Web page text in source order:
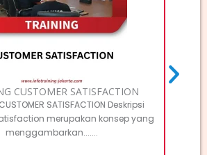
CUSTOMER SATISFACTION
SATISFACTION Deskripsi
merupakan konsep yang
menggambarkan.......